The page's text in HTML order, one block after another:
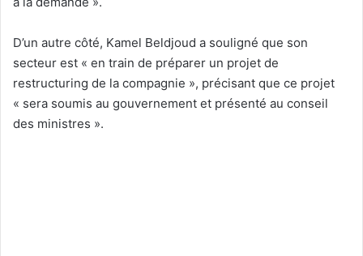
D’un autre côté, Kamel Beldjoud a souligné que son
secteur est « en train de préparer un projet de
restructuring de la compagnie », précisant que ce projet
« sera soumis au gouvernement et présenté au conseil
des ministres ».